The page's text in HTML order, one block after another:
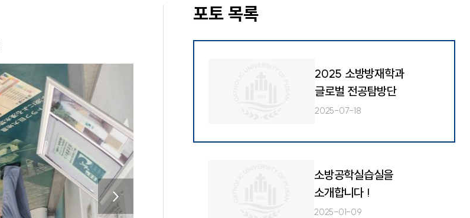
다음버
튼
포토 목록
2025 소방방재학과
글로벌 전공탐방단
2025-07-18
소방공학실습실을
소개합니다 !
2025-01-09